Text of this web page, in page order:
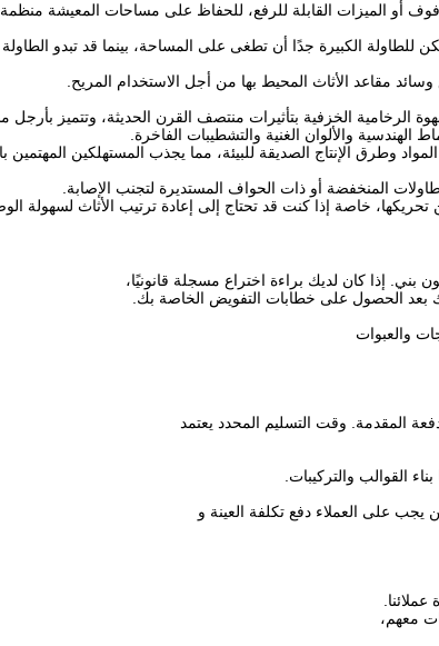
أو الميزات القابلة للرفع، للحفاظ على مساحات المعيشة
للطاولة الكبيرة جدًا أن تطغى على المساحة، بينما قد تبدو
مقاعد الأثاث المحيط بها من أجل الاستخدام المريح.
الرخامية الخزفية بتأثيرات منتصف القرن الحديثة، وتتميز بأرجل
والألوان الغنية والتشطيبات الفاخرة.
وطرق الإنتاج الصديقة للبيئة، مما يجذب المستهلكين المهتمين
المنخفضة أو ذات الحواف المستديرة لتجنب الإصابة.
خاصة إذا كنت قد تحتاج إلى إعادة ترتيب الأثاث لسهولة
بني. إذا كان لديك براءة اختراع مسجلة قانونيًا،
بك بعد الحصول على خطابات التفويض الخاصة بك.
القوالب والتركيبات.
يجب على العملاء دفع تكلفة العينة و